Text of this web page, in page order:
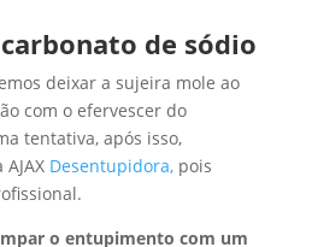
de sódio
deixar a sujeira mole ao
com o efervescer do
tentativa, após isso,
Desentupidora,pois
o entupimento com um